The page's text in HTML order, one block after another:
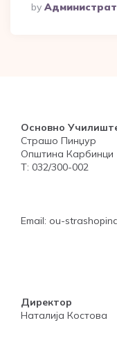
Posted
By
By
Основно
Страшо Пинџур
Општина Карбинци
Т: 032/300-002
Email: ou-
Директор
Наталија Костова